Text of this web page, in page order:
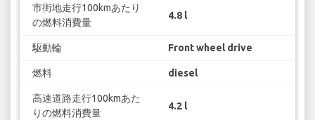
市街地走行100kmあたり
の燃料消費量
4.8 l
駆動輪 Front wheel drive
燃料 diesel
高速道路走行100kmあた
りの燃料消費量
4.2 l